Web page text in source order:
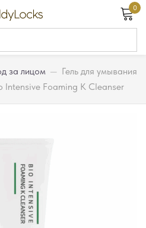
0
за лицом — Гель для умывания
Intensive Foaming K Cleanser
Вход